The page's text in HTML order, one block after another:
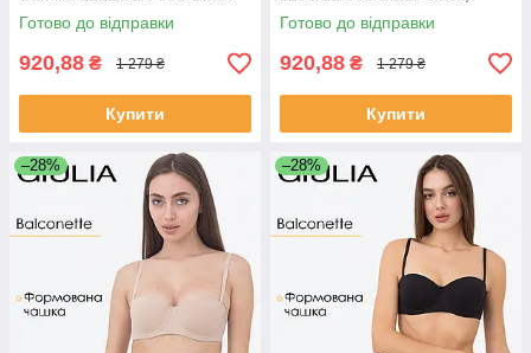
black, бюст чорний Джулія
Готово до відправки
920,88 ₴ 1 279 ₴
Купити
класичний бюстгальтер
Джулія, чорний
Готово до відправки
920,88 ₴ 1 279 ₴
Купити
–28% –28%